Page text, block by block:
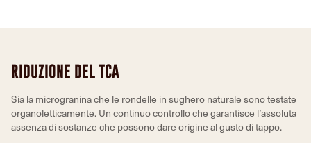
RIDUZIONE DEL TCA
Sia la microgranina che le rondelle in sughero naturale sono testate
organoletticamente. Un continuo controllo che garantisce l’assoluta
assenza di sostanze che possono dare origine al gusto di tappo.